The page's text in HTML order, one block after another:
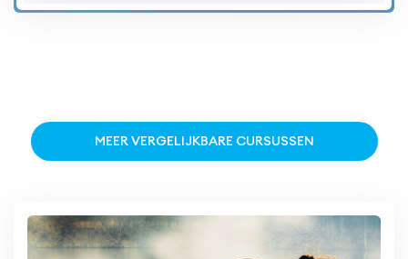
MEER VERGELIJKBARE CURSUSSEN